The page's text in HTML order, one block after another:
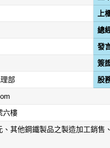
上
總
發
簽
部 股
六樓
其他鋼鐵製品之製造加工銷